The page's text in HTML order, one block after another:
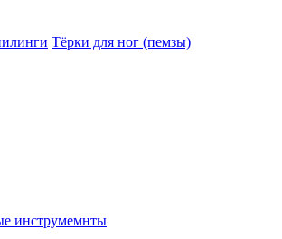
Тёрки для ног (пемзы)
инструмемнты